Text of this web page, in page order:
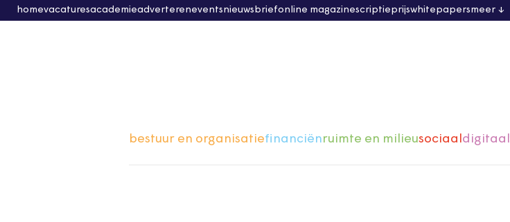
homevacaturesacademieadvertereneventsnieuwsbriefonline magazinescriptieprijswhitepapersmeer
bestuur en organisatiefinanciënruimte en milieusociaaldigitaal